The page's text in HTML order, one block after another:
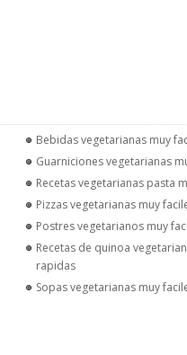
Bebidas vegetarianas muy
Guarniciones vegetarianas
Recetas vegetarianas pasta
Pizzas vegetarianas muy
Postres vegetarianos muy
Recetas de quinoa
rapidas
Sopas vegetarianas muy